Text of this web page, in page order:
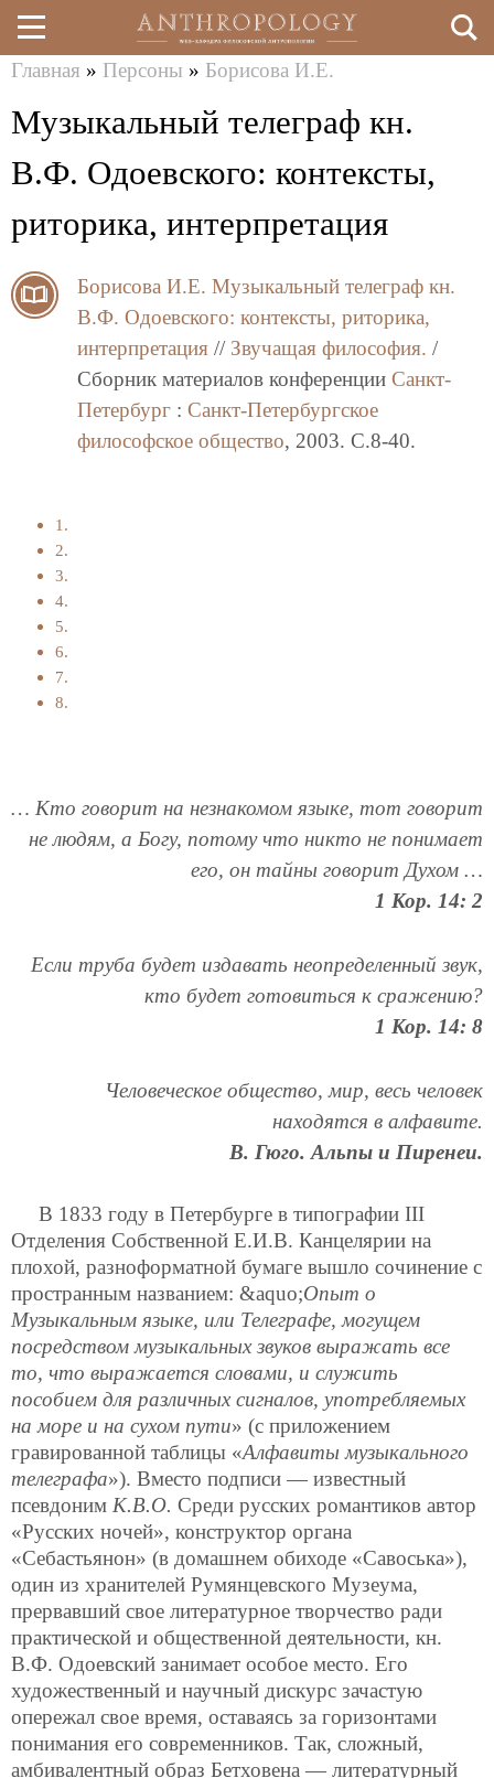
Перейти
к
здесь
Главная » Персоны » Борисова И.Е.
Музыкальный телеграф кн.
В.Ф. Одоевского: контексты,
риторика, интерпретация
Борисова И.Е. Музыкальный телеграф кн.
В.Ф. Одоевского: контексты, риторика,
интерпретация // Звучащая философия. /
Сборник материалов конференции Санкт-
Петербург : Санкт-Петербургское
философское общество, 2003. C.8-40.
1.
2.
3.
4.
5.
6.
7.
8.
… Кто говорит на незнакомом языке, тот говорит
не людям, а Богу, потому что никто не понимает
его, он тайны говорит Духом …
1 Кор. 14: 2
Если труба будет издавать неопределенный звук,
кто будет готовиться к сражению?
1 Кор. 14: 8
Человеческое общество, мир, весь человек
находятся в алфавите.
В. Гюго. Альпы и Пиренеи.
В 1833 году в Петербурге в типографии III
Отделения Собственной Е.И.В. Канцелярии на
плохой, разноформатной бумаге вышло сочинение с
пространным названием: &aquo;Опыт о
Музыкальным языке, или Телеграфе, могущем
посредством музыкальных звуков выражать все
то, что выражается словами, и служить
пособием для различных сигналов, употребляемых
на море и на сухом пути» (с приложением
гравированной таблицы «Алфавиты музыкального
телеграфа»). Вместо подписи — известный
псевдоним К.В.О. Среди русских романтиков автор
«Русских ночей», конструктор органа
«Себастьянон» (в домашнем обиходе «Савоська»),
один из хранителей Румянцевского Музеума,
прервавший свое литературное творчество ради
практической и общественной деятельности, кн.
В.Ф. Одоевский занимает особое место. Его
художественный и научный дискурс зачастую
опережал свое время, оставаясь за горизонтами
понимания его современников. Так, сложный,
амбивалентный образ Бетховена — литературный